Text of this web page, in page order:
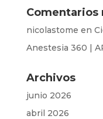
Comentarios
nicolastome en
Anestesia 360 |
Archivos
junio 2026
abril 2026